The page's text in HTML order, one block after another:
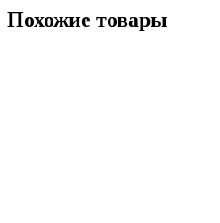
Похожие товары